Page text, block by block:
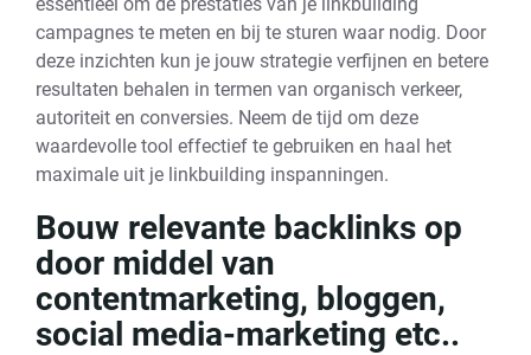
campagnes te meten en bij te sturen waar nodig. Door
deze inzichten kun je jouw strategie verfijnen en betere
resultaten behalen in termen van organisch verkeer,
autoriteit en conversies. Neem de tijd om deze
waardevolle tool effectief te gebruiken en haal het
maximale uit je linkbuilding inspanningen.
Bouw relevante backlinks op
door middel van
contentmarketing, bloggen,
social media-marketing etc..